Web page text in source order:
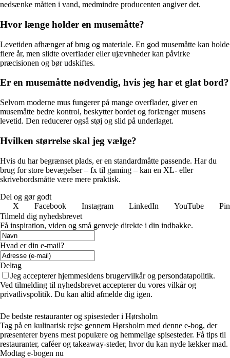
nedsænke måtten i vand, medmindre producenten angiver det.
Hvor længe holder en musemåtte?
Levetiden afhænger af brug og materiale. En god musemåtte kan holde
flere år, men slidte overflader eller ujævnheder kan påvirke
præcisionen og bør udskiftes.
Er en musemåtte nødvendig, hvis jeg har et glat bord?
Selvom moderne mus fungerer på mange overflader, giver en
musemåtte bedre kontrol, beskytter bordet og forlænger musens
levetid. Den reducerer også støj og slid på underlaget.
Hvilken størrelse skal jeg vælge?
Hvis du har begrænset plads, er en standardmåtte passende. Har du
brug for store bevægelser – fx til gaming – kan en XL- eller
skrivebordsmåtte være mere praktisk.
Del og gør godt
X
Facebook Instagram LinkedIn YouTube
Tilmeld dig nyhedsbrevet
Få inspiration, viden og små genveje direkte i din indbakke.
Hvad er din e-mail?
Deltag
Jeg accepterer hjemmesidens brugervilkår og persondatapolitik.
Ved tilmelding til nyhedsbrevet accepterer du vores vilkår og
privatlivspolitik. Du kan altid afmelde dig igen.
De bedste restauranter og spisesteder i Hørsholm
Tag på en kulinarisk rejse gennem Hørsholm med denne e-bog, der
præsenterer byens mest populære og hemmelige spisesteder. Få tips til
restauranter, caféer og takeaway-steder, hvor du kan nyde lækker mad.
Modtag e-bogen nu